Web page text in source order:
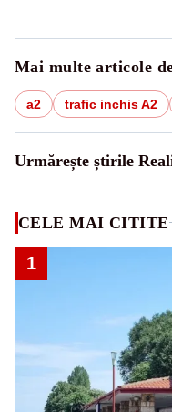
Mai multe articole
a2 trafic inchis A2
Urmărește știrile
CELE MAI CITITE
1